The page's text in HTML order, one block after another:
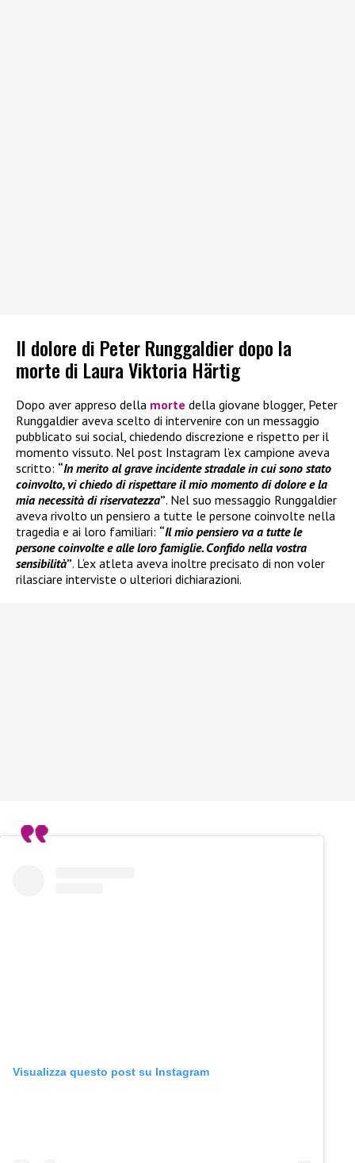
Il dolore di Peter Runggaldier dopo la
morte di Laura Viktoria Härtig
Dopo aver appreso della morte della giovane blogger, Peter
Runggaldier aveva scelto di intervenire con un messaggio
pubblicato sui social, chiedendo discrezione e rispetto per il
momento vissuto. Nel post Instagram l’ex campione aveva
scritto: “In merito al grave incidente stradale in cui sono stato
coinvolto, vi chiedo di rispettare il mio momento di dolore e la
mia necessità di riservatezza”. Nel suo messaggio Runggaldier
aveva rivolto un pensiero a tutte le persone coinvolte nella
tragedia e ai loro familiari: “Il mio pensiero va a tutte le
persone coinvolte e alle loro famiglie. Confido nella vostra
sensibilità”. L’ex atleta aveva inoltre precisato di non voler
rilasciare interviste o ulteriori dichiarazioni.
Visualizza questo post su Instagram